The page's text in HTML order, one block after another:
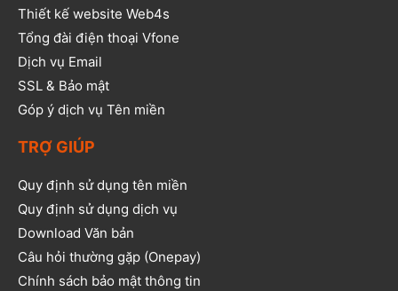
Thiết kế website Web4s
Tổng đài điện thoại Vfone
Dịch vụ Email
SSL & Bảo mật
Góp ý dịch vụ Tên miền
TRỢ GIÚP
Quy định sử dụng tên miền
Quy định sử dụng dịch vụ
Download Văn bản
Câu hỏi thường gặp (Onepay)
Chính sách bảo mật thông tin